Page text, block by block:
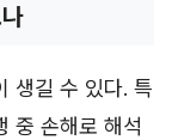
생길 수 있다. 특
중 손해로 해석